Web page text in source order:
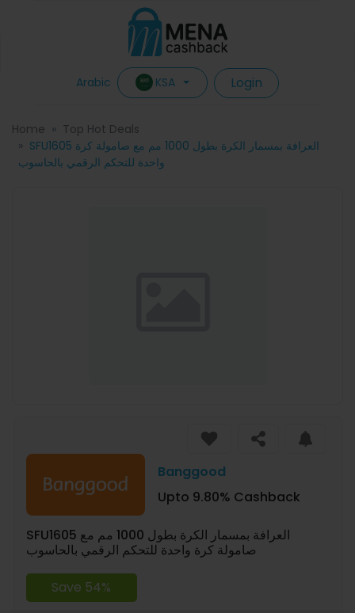
Arabic KSA Login
Home
Top Hot Deals
SFU1605 العرافة بمسمار الكرة بطول 1000 مم مع صامولة كرة
واحدة للتحكم الرقمي بالحاسوب
Banggood
Upto 9.80% Cashback
SFU1605 العرافة بمسمار الكرة بطول 1000 مم مع
صامولة كرة واحدة للتحكم الرقمي بالحاسوب
Save 54%